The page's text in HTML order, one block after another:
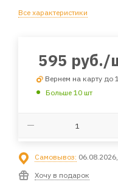
Все характеристики
595 руб./
Вернем на карту до
Больше 10 шт
Самовывоз:
Хочу в подарок